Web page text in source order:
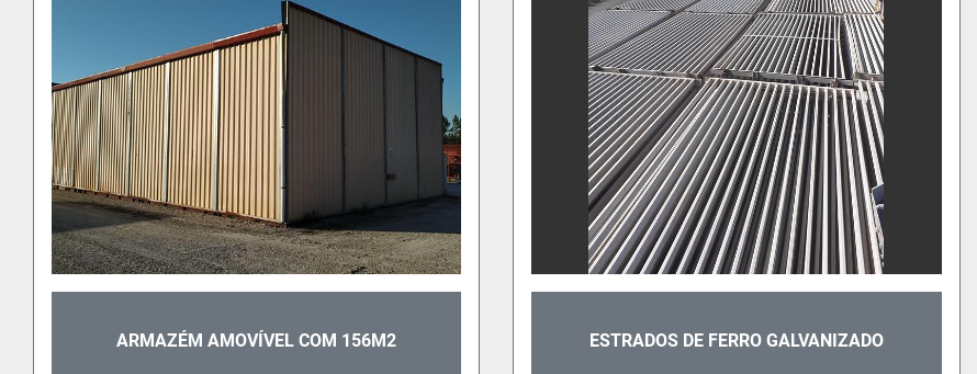
ESTRADOS DE FERRO GALVANIZADO SILO DE DESCARGA DE FERRO